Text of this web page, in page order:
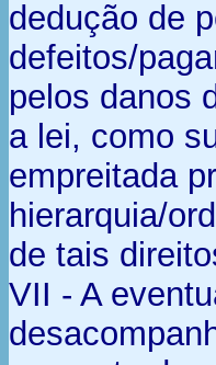
dedução de
defeitos/
pelos danos
a lei, como
empreitada
hierarquia/
de tais
VII - A